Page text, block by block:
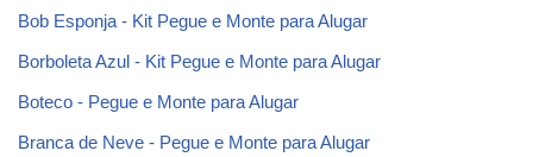
Bob Esponja - Kit Pegue e Monte para Alugar
Borboleta Azul - Kit Pegue e Monte para Alugar
Boteco - Pegue e Monte para Alugar
Branca de Neve - Pegue e Monte para Alugar